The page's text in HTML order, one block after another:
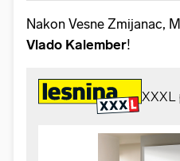
Nakon Vesne Zmijanac,
Vlado Kalember!